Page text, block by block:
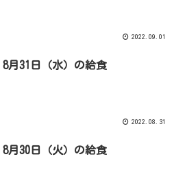
2022.09.01
8月31日（水）の給食
2022.08.31
8月30日（火）の給食